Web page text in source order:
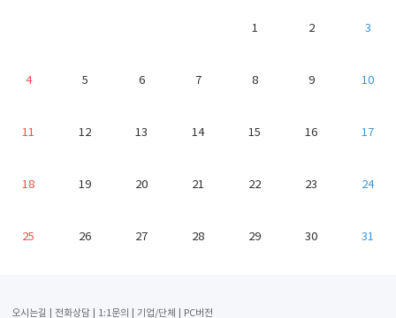
1 2 3
4 5 6 7 8 9 10
11 12 13 14 15 16 17
18 19 20 21 22 23 24
25 26 27 28 29 30 31
오시는길 전화상담 1:1문의 기업/단체 PC버전